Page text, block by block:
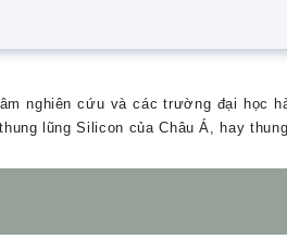
nghiên cứu và các trường đại học
lũng Silicon của Châu Á, hay